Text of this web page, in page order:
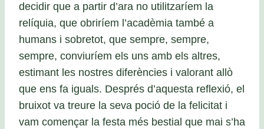
decidir que a partir d’ara no utilitzaríem la
relíquia, que obriríem l’acadèmia també a
humans i sobretot, que sempre, sempre,
sempre, conviuríem els uns amb els altres,
estimant les nostres diferències i valorant allò
que ens fa iguals. Després d’aquesta reflexió, el
bruixot va treure la seva poció de la felicitat i
vam començar la festa més bestial que mai s’ha